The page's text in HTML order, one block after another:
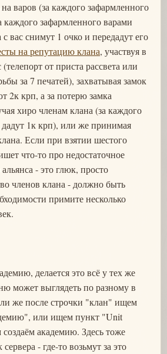
варов (за каждого зафармленного
каждого зафармленного варами
вас снимут 1 очко и передадут его
на репутацию клана, участвуя в
от приста рассвета или
за 7 печатей), захватывая замок
2к крп, а за потерю замка
хиро членам клана (за каждого
дадут 1к крп), или же принимая
Если при взятии шестого
что-то про недостаточное
- это глюк, просто
членов клана - должно быть
примите несколько
делается это всё у тех же
может выглядеть по разному в
же после строчки "клан" ищем
или ищем пункт "Unit
академию. Здесь тоже
- где-то возьмут за это